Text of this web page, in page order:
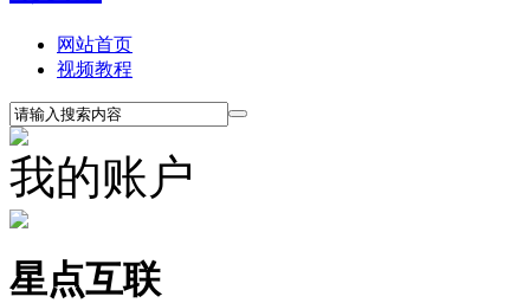
网站首页
视频教程
我的账户
星点互联